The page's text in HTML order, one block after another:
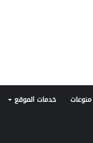
منوعات خدمات الموقع